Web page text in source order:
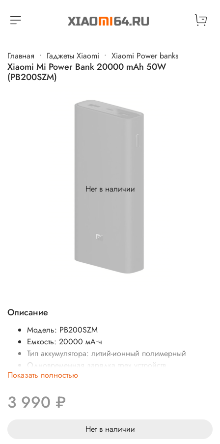
Главная Гаджеты Xiaomi Xiaomi Power banks
Xiaomi Mi Power Bank 20000 mAh 50W
(PB200SZM)
Нет в наличии
Описание
Модель: PB200SZM
Емкость: 20000 мА⋅ч
Тип аккумулятора: литий-ионный полимерный
Одновременная зарядка трех устройств
Разъемы: USB-A/USB-C
Вес: 440г
Показать полностью
3 990 ₽
Нет в наличии